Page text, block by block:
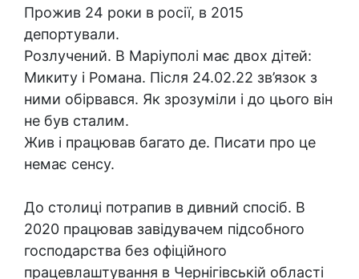
Прожив 24 роки в росії, в 2015
депортували.
Розлучений. В Маріуполі має двох дітей:
Микиту і Романа. Після 24.02.22 зв’язок з
ними обірвався. Як зрозуміли і до цього він
не був сталим.
Жив і працював багато де. Писати про це
немає сенсу.
До столиці потрапив в дивний спосіб. В
2020 працював завідувачем підсобного
господарства без офіційного
працевлаштування в Чернігівській області